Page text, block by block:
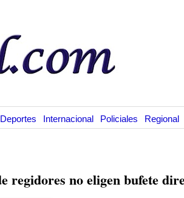
Deportes Internacional Policiales Regional
regidores no eligen bufete